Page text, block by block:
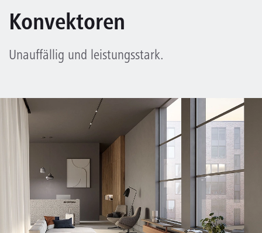
Konvektoren
Unauffällig und leistungsstark.